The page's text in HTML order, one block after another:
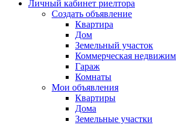
Личный кабинет риелтора
Cоздать объявление
Квартира
Дом
Земельный участок
Коммерческая
Гараж
Комнаты
Мои объявления
Квартиры
Дома
Земельные участки